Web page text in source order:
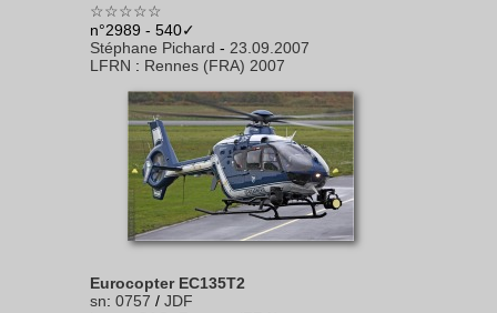
☆☆☆☆☆
n°2989 - 540✓
Stéphane Pichard - 23.09.2007
LFRN : Rennes (FRA) 2007
Eurocopter EC135T2
sn: 0757 / JDF